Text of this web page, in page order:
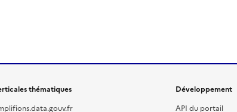
thématiques
Développement
API du portail